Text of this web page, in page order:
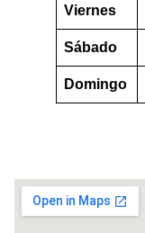
Viernes
Sábado
Domingo